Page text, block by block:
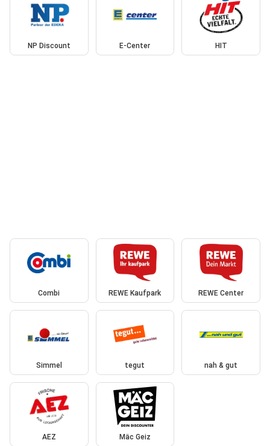
NP Discount E-Center HIT
Combi REWE Kaufpark REWE Center
Simmel tegut nah & gut
AEZ Mäc Geiz